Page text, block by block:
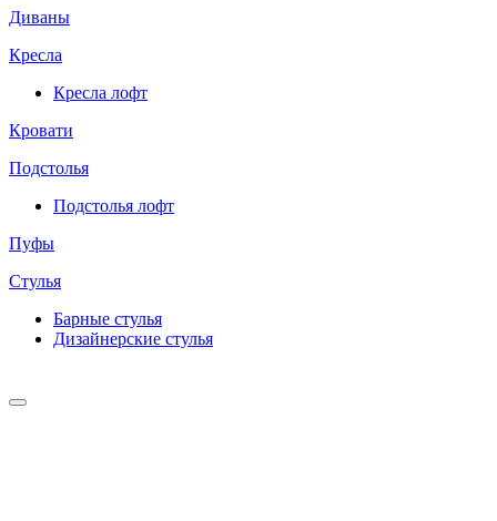
Диваны
Кресла
Кресла лофт
Кровати
Подстолья
Подстолья лофт
Пуфы
Стулья
Барные cтулья
Дизайнерские cтулья